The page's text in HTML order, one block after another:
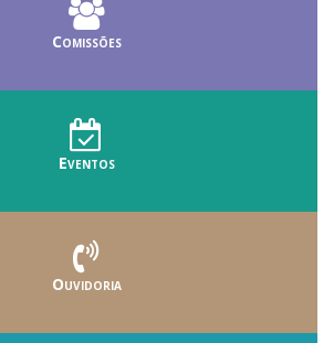
Comissões
Eventos
Ouvidoria